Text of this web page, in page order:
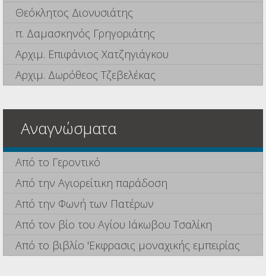
Θεόκλητος Διονυσιάτης
π. Δαμασκηνός Γρηγοριάτης
Αρχιμ. Επιφάνιος Χατζηγιάγκου
Αρχιμ. Δωρόθεος Τζεβελέκας
Αναγνώσματα
Από το Γεροντικό
Από την Αγιορείτικη παράδοση
Από την Φωνή των Πατέρων
Από τον βίο του Αγίου Ιάκωβου Τσαλίκη
Από το βιβλίο 'Εκφρασις μοναχικής εμπειρίας